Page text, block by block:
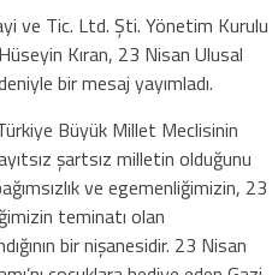
ve Tic. Ltd. Şti. Yönetim Kurulu
Kıran, 23 Nisan Ulusal
bir mesaj yayımladı.
Büyük Millet Meclisinin
şartsız milletin olduğunu
ve egemenliğimizin, 23
teminatı olan
bir nişanesidir. 23 Nisan